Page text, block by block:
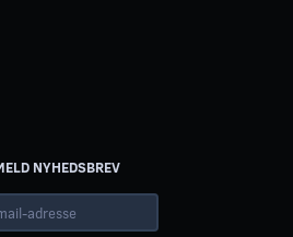
NYHEDSBREV